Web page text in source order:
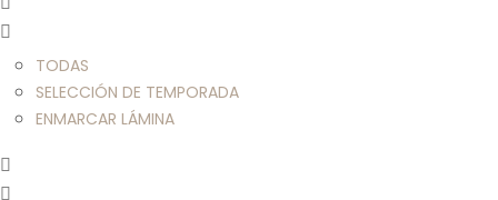
TODAS
SELECCIÓN DE TEMPORADA
ENMARCAR LÁMINA